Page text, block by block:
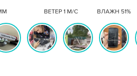
ВЕТЕР 1 М/С ВЛАЖН 51%